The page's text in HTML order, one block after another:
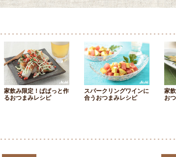
家飲み限定！ぱぱっと作
るおつまみレシピ
スパークリングワインに
合うおつまみレシピ
家
お